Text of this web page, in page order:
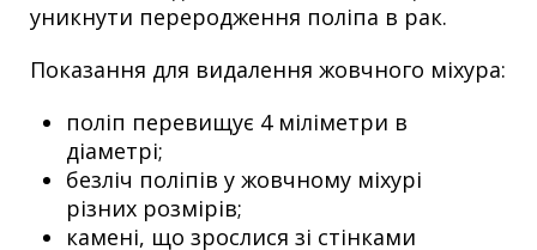
уникнути переродження поліпа в рак.
Показання для видалення жовчного міхура:
поліп перевищує 4 міліметри в
діаметрі;
безліч поліпів у жовчному міхурі
різних розмірів;
камені, що зрослися зі стінками